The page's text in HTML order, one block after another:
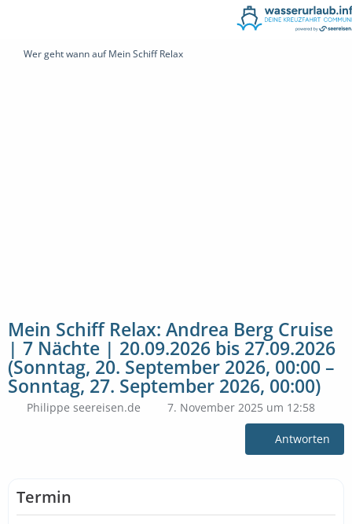
Wer geht wann auf Mein Schiff Relax
Mein Schiff Relax: Andrea Berg Cruise
| 7 Nächte | 20.09.2026 bis 27.09.2026
(Sonntag, 20. September 2026, 00:00 –
Sonntag, 27. September 2026, 00:00)
Philippe seereisen.de 7. November 2025 um 12:58
Antworten
Termin